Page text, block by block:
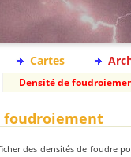
Cartes
Densité de
foudroiement
des densités de foudre